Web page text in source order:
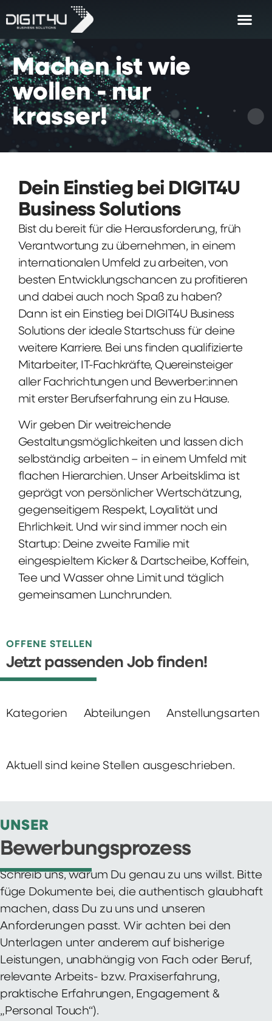
Machen ist wie
wollen - nur
krasser!
Dein Einstieg bei DIGIT4U
Business Solutions
Bist du bereit für die Herausforderung, früh
Verantwortung zu übernehmen, in einem
internationalen Umfeld zu arbeiten, von
besten Entwicklungschancen zu profitieren
und dabei auch noch Spaß zu haben?
Dann ist ein Einstieg bei DIGIT4U Business
Solutions der ideale Startschuss für deine
weitere Karriere. Bei uns finden qualifizierte
Mitarbeiter, IT-Fachkräfte, Quereinsteiger
aller Fachrichtungen und Bewerber:innen
mit erster Berufserfahrung ein zu Hause.
Wir geben Dir weitreichende
Gestaltungsmöglichkeiten und lassen dich
selbständig arbeiten – in einem Umfeld mit
flachen Hierarchien. Unser Arbeitsklima ist
geprägt von persönlicher Wertschätzung,
gegenseitigem Respekt, Loyalität und
Ehrlichkeit. Und wir sind immer noch ein
Startup: Deine zweite Familie mit
eingespieltem Kicker & Dartscheibe, Koffein,
Tee und Wasser ohne Limit und täglich
gemeinsamen Lunchrunden.
OFFENE STELLEN
Jetzt passenden Job finden!
Kategorien Abteilungen Anstellungsarten
Aktuell sind keine Stellen ausgeschrieben.
UNSER
Bewerbungsprozess
Schreib uns, warum Du genau zu uns willst. Bitte
füge Dokumente bei, die authentisch glaubhaft
machen, dass Du zu uns und unseren
Anforderungen passt. Wir achten bei den
Unterlagen unter anderem auf bisherige
Leistungen, unabhängig von Fach oder Beruf,
relevante Arbeits- bzw. Praxiserfahrung,
praktische Erfahrungen, Engagement &
„Personal Touch“).